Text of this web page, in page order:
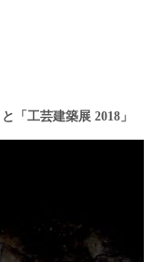
「工芸建築展 2018」